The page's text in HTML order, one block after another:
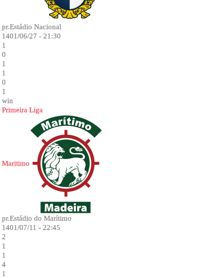
pr.Estádio Nacional
1401/06/27 - 21:30
1
0
1
1
0
1
win
Primeira Liga
Maritimo
pr.Estádio do Marítimo
1401/07/11 - 22:45
2
1
1
4
1